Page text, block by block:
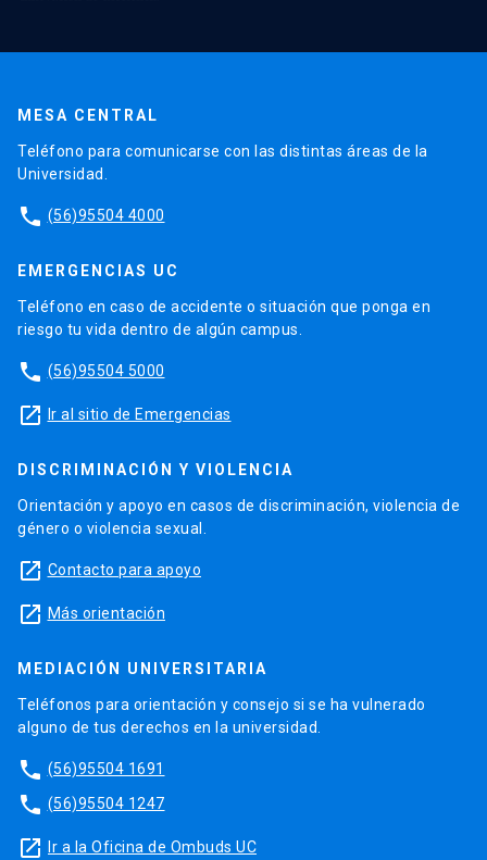
MESA CENTRAL
Teléfono para comunicarse con las distintas áreas de la
Universidad.
phone (56)95504 4000
EMERGENCIAS UC
Teléfono en caso de accidente o situación que ponga en
riesgo tu vida dentro de algún campus.
phone (56)95504 5000
launch Ir al sitio de Emergencias
DISCRIMINACIÓN Y VIOLENCIA
Orientación y apoyo en casos de discriminación, violencia de
género o violencia sexual.
launch Contacto para apoyo
launch Más orientación
MEDIACIÓN UNIVERSITARIA
Teléfonos para orientación y consejo si se ha vulnerado
alguno de tus derechos en la universidad.
phone (56)95504 1691
phone (56)95504 1247
launch Ir a la Oficina de Ombuds UC